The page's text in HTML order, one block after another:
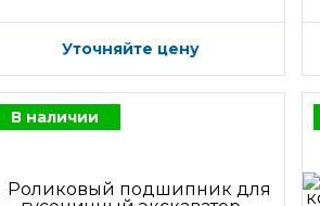
Уточняйте цену
В наличии